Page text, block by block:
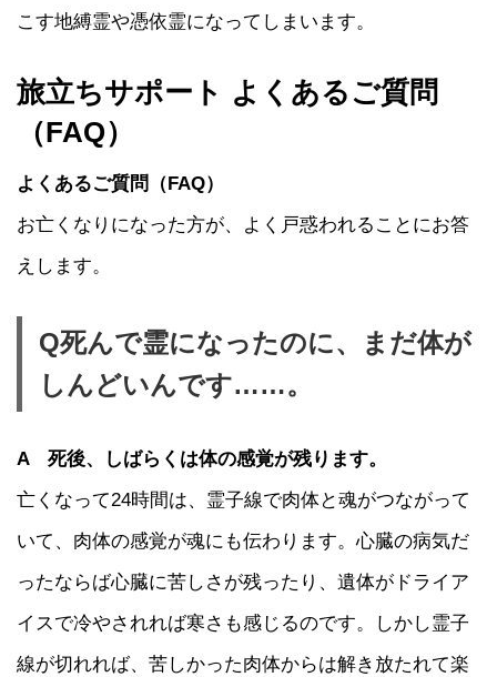
こす地縛霊や憑依霊になってしまいます。
旅立ちサポート よくあるご質問
（FAQ）
よくあるご質問（FAQ）
お亡くなりになった方が、よく戸惑われることにお答
えします。
Q死んで霊になったのに、まだ体が
しんどいんです……。
A 死後、しばらくは体の感覚が残ります。
亡くなって24時間は、霊子線で肉体と魂がつながって
いて、肉体の感覚が魂にも伝わります。心臓の病気だ
ったならば心臓に苦しさが残ったり、遺体がドライア
イスで冷やされれば寒さも感じるのです。しかし霊子
線が切れれば、苦しかった肉体からは解き放たれて楽